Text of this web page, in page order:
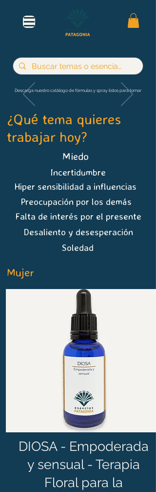
Descarga nuestro catálogo de fórmulas y spray listos para tomar
¿Qué tema quieres
trabajar hoy?
Miedo
Incertidumbre
Hiper sensibilidad a influencias
Preocupación por los demás
Falta de interés por el presente
Desaliento y desesperación
Soledad
Mujer
DIOSA - Empoderada
y sensual - Terapia
Floral para la